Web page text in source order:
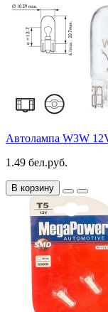
Автолампа W3W
1.49 бел.руб.
В корзину